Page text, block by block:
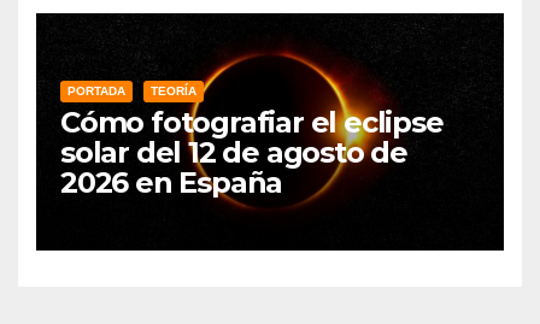
PORTADA TEORÍA
Cómo fotografiar el eclipse
solar del 12 de agosto de
2026 en España